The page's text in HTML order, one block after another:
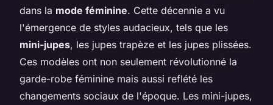
dans la mode féminine. Cette décennie a vu
l'émergence de styles audacieux, tels que les
mini-jupes, les jupes trapèze et les jupes plissées.
Ces modèles ont non seulement révolutionné la
garde-robe féminine mais aussi reflété les
changements sociaux de l'époque. Les mini-jupes,